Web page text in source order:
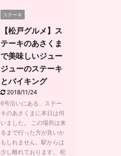
ステーキ
【松戸グルメ】ス
テーキのあさくま
で美味しいジュー
ジューのステーキ
とバイキング
2018/11/24
6号沿いにある、ステー
キのあさくまに本日は伺
いました。 この場所は来
るまで行った方が良いか
もしれません。駅からは
少し離れております。 松